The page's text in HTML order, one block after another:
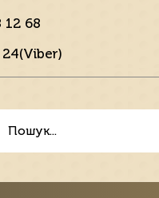
12 68